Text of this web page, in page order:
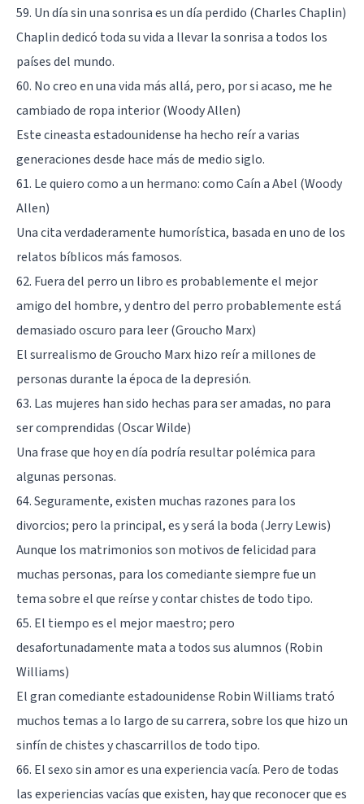
59. Un día sin una sonrisa es un día perdido (Charles Chaplin)
Chaplin dedicó toda su vida a llevar la sonrisa a todos los
países del mundo.
60. No creo en una vida más allá, pero, por si acaso, me he
cambiado de ropa interior (Woody Allen)
Este cineasta estadounidense ha hecho reír a varias
generaciones desde hace más de medio siglo.
61. Le quiero como a un hermano: como Caín a Abel (Woody
Allen)
Una cita verdaderamente humorística, basada en uno de los
relatos bíblicos más famosos.
62. Fuera del perro un libro es probablemente el mejor
amigo del hombre, y dentro del perro probablemente está
demasiado oscuro para leer (Groucho Marx)
El surrealismo de Groucho Marx hizo reír a millones de
personas durante la época de la depresión.
63. Las mujeres han sido hechas para ser amadas, no para
ser comprendidas (Oscar Wilde)
Una frase que hoy en día podría resultar polémica para
algunas personas.
64. Seguramente, existen muchas razones para los
divorcios; pero la principal, es y será la boda (Jerry Lewis)
Aunque los matrimonios son motivos de felicidad para
muchas personas, para los comediante siempre fue un
tema sobre el que reírse y contar chistes de todo tipo.
65. El tiempo es el mejor maestro; pero
desafortunadamente mata a todos sus alumnos (Robin
Williams)
El gran comediante estadounidense Robin Williams trató
muchos temas a lo largo de su carrera, sobre los que hizo un
sinfín de chistes y chascarrillos de todo tipo.
66. El sexo sin amor es una experiencia vacía. Pero de todas
las experiencias vacías que existen, hay que reconocer que es